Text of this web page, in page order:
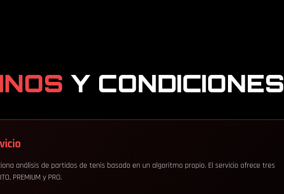
Y CONDICIONES
análisis de partidos de tenis basado en un algoritmo propio. El servicio ofrece tres
PREMIUM y PRO.